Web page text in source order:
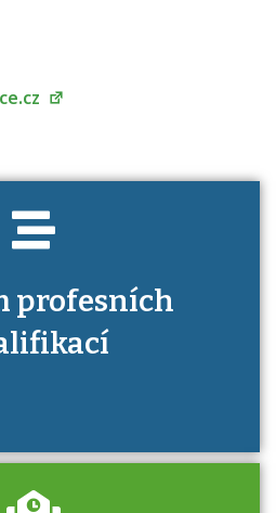
profesních
musíte pro danou